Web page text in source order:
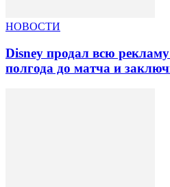
НОВОСТИ
Disney продал всю
полгода до матча и